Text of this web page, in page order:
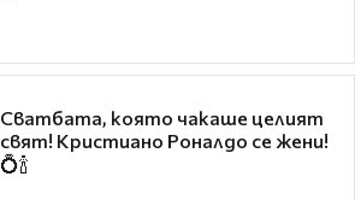
Сватбата, която чакаше целият
свят! Кристиано Роналдо се жени!
💍🍾